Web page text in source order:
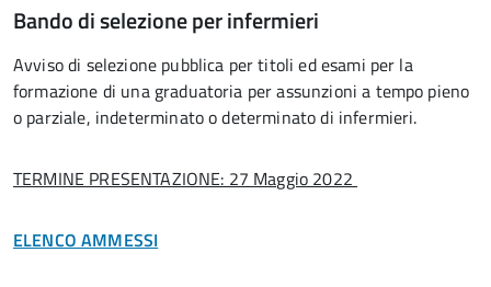
Bando di selezione per infermieri
Avviso di selezione pubblica per titoli ed esami per la
formazione di una graduatoria per assunzioni a tempo pieno
o parziale, indeterminato o determinato di infermieri.
TERMINE PRESENTAZIONE: 27 Maggio 2022
ELENCO AMMESSI